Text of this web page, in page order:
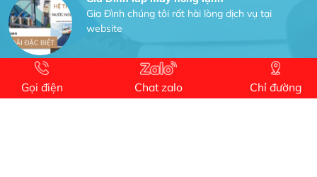
Gia Đình chúng tôi rất hài lòng dịch vụ tại
website
Dự án nhà phố đẹp lên nhờ đội thợ điện từ dịch
vụ
Gọi điện Chat zalo Chỉ đường